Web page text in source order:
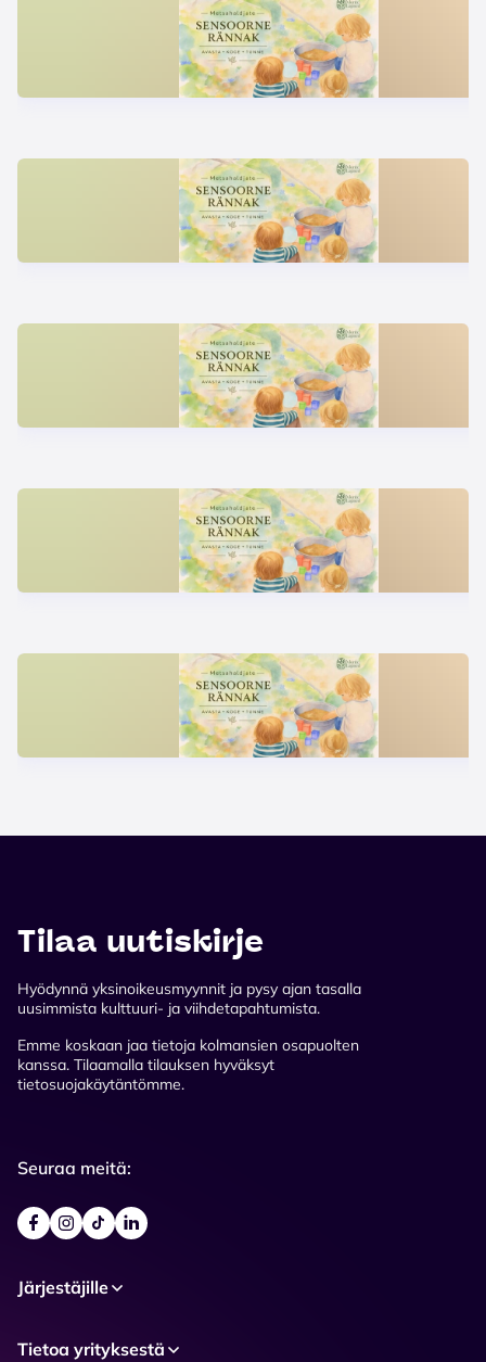
Tilaa uutiskirje
Hyödynnä yksinoikeusmyynnit ja pysy ajan tasalla
uusimmista kulttuuri- ja viihdetapahtumista.
Emme koskaan jaa tietoja kolmansien osapuolten
kanssa. Tilaamalla tilauksen hyväksyt
tietosuojakäytäntömme.
Seuraa meitä:
Järjestäjille
Tietoa yrityksestä